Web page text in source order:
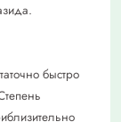
быстро